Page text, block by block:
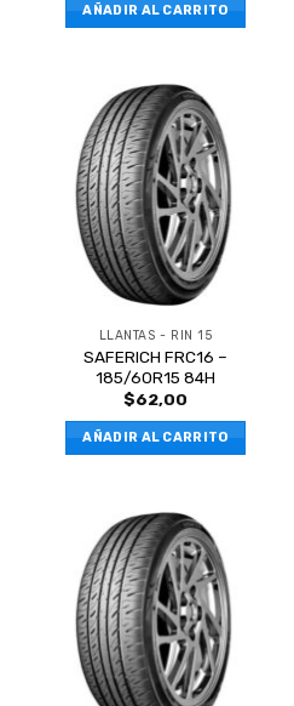
AÑADIR AL CARRITO
LLANTAS - RIN 15
SAFERICH FRC16 –
185/60R15 84H
$62,00
AÑADIR AL CARRITO